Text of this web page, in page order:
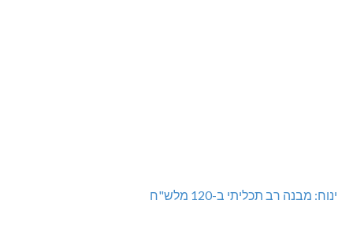
ינוח: מבנה רב תכליתי ב-120 מלש"ח